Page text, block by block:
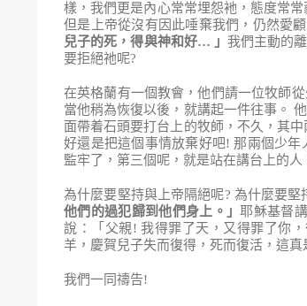
樣，我們更是內心常常埋怨衪，態度常
但是上帝從沒有因此唾棄我們，仍然愛
兒子的死 ，得與神和好… 」 我們主動的
要拒絕祂呢?
在英格蘭有一個教會，他們請一位牧師
當他稍為恢復以後，就講起一件往事。
面帶着石頭要打台上的牧師，不久，其
好還是把這個事情放棄好吧! 那兩個少
監牢了，第三個呢，就是站在講台上的人
為什麼要堅持與上帝隔絕呢? 為什麼要堅
他們的過犯歸到他們身上 。 」耶穌基督
說：「父親! 我得罪了天，又得罪了你
羊，慶賀兒子失而復得，死而復活，這
我們一同禱告!